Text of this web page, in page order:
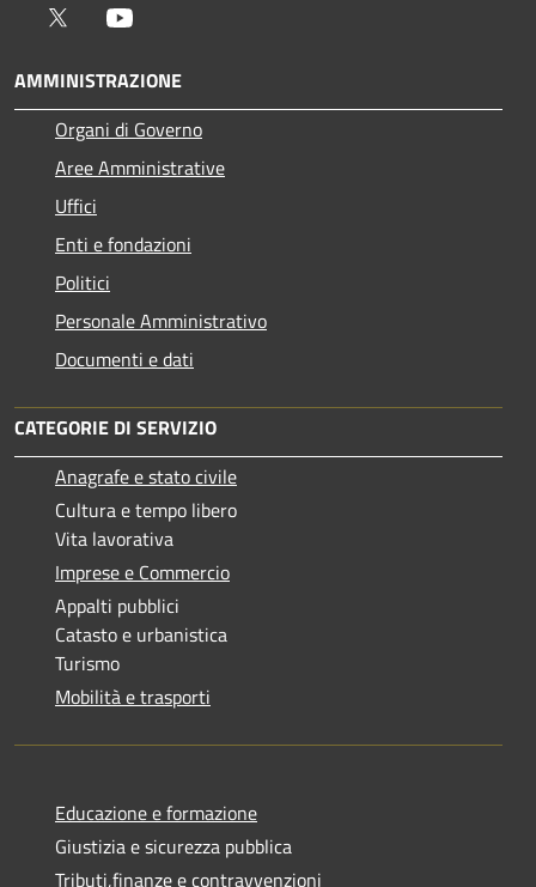
Twitter
AMMINISTRAZIONE
Organi di Governo
Aree Amministrative
Uffici
Enti e fondazioni
Politici
Personale Amministrativo
Documenti e dati
CATEGORIE DI SERVIZIO
Anagrafe e stato civile
Cultura e tempo libero
Vita lavorativa
Imprese e Commercio
Appalti pubblici
Catasto e urbanistica
Turismo
Mobilità e trasporti
Educazione e formazione
Giustizia e sicurezza pubblica
Tributi,finanze e contravvenzioni